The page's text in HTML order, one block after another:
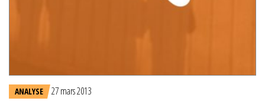
ANALYSE 27 mars 2013